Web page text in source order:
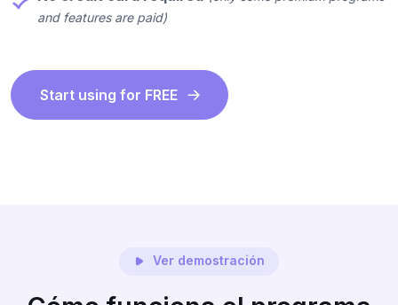
and features are paid)
Start using for FREE
Ver demostración